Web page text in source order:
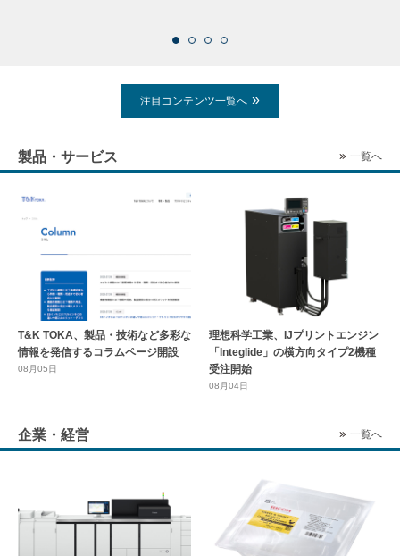
注目コンテンツ一覧へ
製品・サービス 一覧へ
T&K TOKA、製品・技術など多彩な
情報を発信するコラムページ開設
08月05日
理想科学工業、IJプリントエンジン
「Integlide」の横方向タイプ2機種
受注開始
08月04日
企業・経営 一覧へ